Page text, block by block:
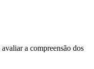
a compreensão dos